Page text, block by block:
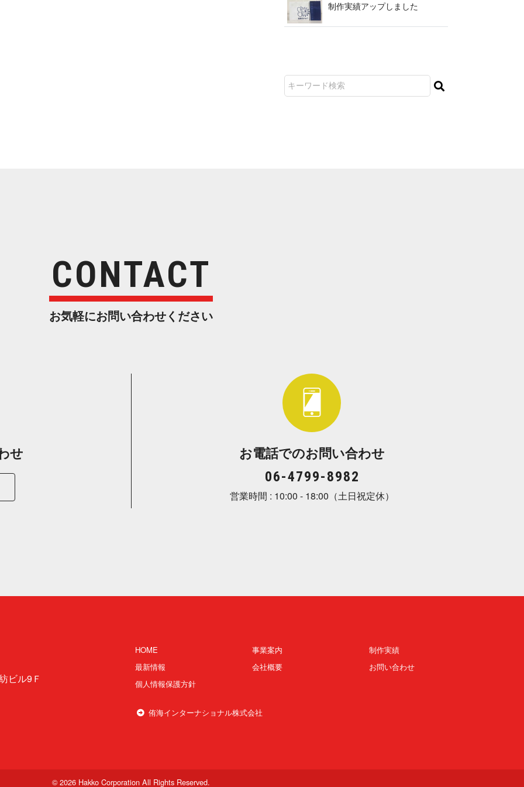
制作実績アップ し ま し た
CONTACT
お気軽にお問い合わせ く だ さ い
せ お電話でのお問 い 合 わ せ
06-4799- 8 9 8 2
営業時間 : 10:00 - 18:00（土日 祝 定 休 ）
ビル9Ｆ
HOME 事業案内
制作実績
最新情報
会社概要
お問い合わせ
個人情報保護方針
侑海インターナショナル株式会社
© 2026 Hakko Corporation All Rights Reserved.